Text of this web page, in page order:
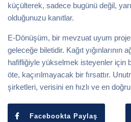
küçülterek, sadece bugünü değil,
olduğunuzu kanıtlar.
E-Dönüşüm, bir mevzuat uyum
geleceğe biletidir. Kağıt yığınlarının
hafifliğiyle yükselmek isteyenler için
öte, kaçırılmayacak bir fırsattır.
şirketleri, verisini en hızlı ve en
Facebookta Paylaş